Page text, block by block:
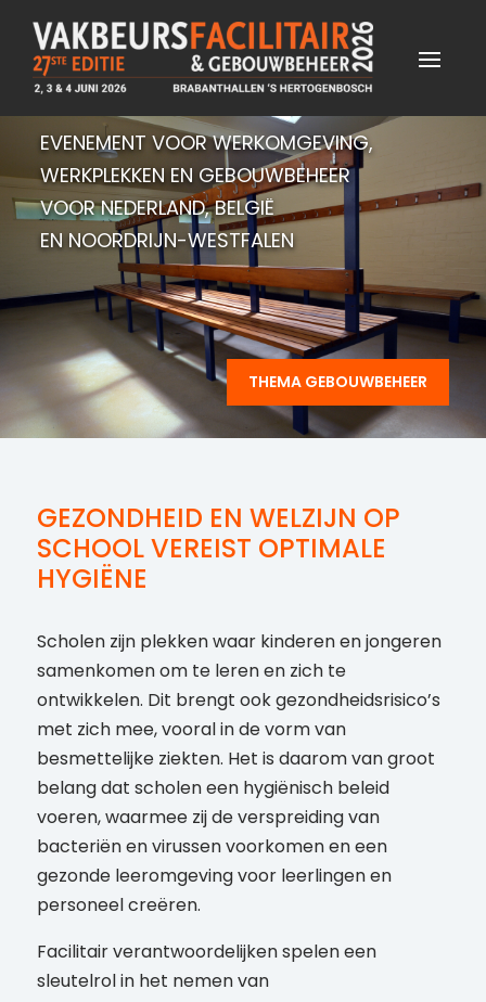
EVENEMENT VOOR WERKOMGEVING,
WERKPLEKKEN EN GEBOUWBEHEER
VOOR NEDERLAND, BELGIË
EN NOORDRIJN-WESTFALEN
THEMA GEBOUWBEHEER
GEZONDHEID EN WELZIJN OP
SCHOOL VEREIST OPTIMALE
HYGIËNE
Scholen zijn plekken waar kinderen en jongeren
samenkomen om te leren en zich te
ontwikkelen. Dit brengt ook gezondheidsrisico’s
met zich mee, vooral in de vorm van
besmettelijke ziekten. Het is daarom van groot
belang dat scholen een hygiënisch beleid
voeren, waarmee zij de verspreiding van
bacteriën en virussen voorkomen en een
gezonde leeromgeving voor leerlingen en
personeel creëren.
Facilitair verantwoordelijken spelen een
sleutelrol in het nemen van